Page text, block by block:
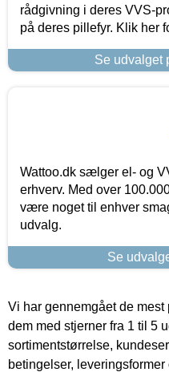
rådgivning i deres VVS-
på deres pillefyr. Klik her
Se udvalget
Wattoo.dk sælger el- og
erhverv. Med over
være noget til enhver
udvalg.
Se
Vi har gennemgået de
dem med stjerner fra 1 til 5
sortimentstørrelse,
betingelser,